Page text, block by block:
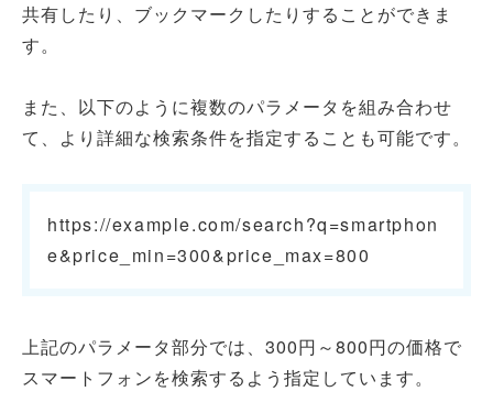
共有したり、ブックマークしたりすることができま
す。
また、以下のように複数のパラメータを組み合わせ
て、より詳細な検索条件を指定することも可能です。
https://example.com/search?q=smartphon
e&price_min=300&price_max=800
上記のパラメータ部分では、300円～800円の価格で
スマートフォンを検索するよう指定しています。